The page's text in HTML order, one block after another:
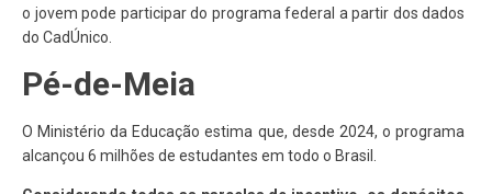
o jovem pode participar do programa federal a partir dos dados
do CadÚnico.
Pé-de-Meia
O Ministério da Educação estima que, desde 2024, o programa
alcançou 6 milhões de estudantes em todo o Brasil.